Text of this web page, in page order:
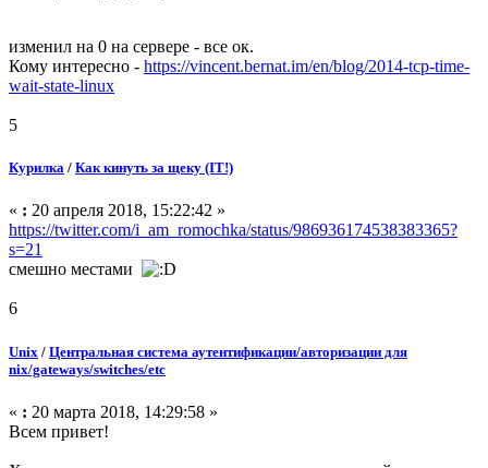
изменил на 0 на сервере - все ок.
Кому интересно - https://vincent.bernat.im/en/blog/2014-tcp-time-
wait-state-linux
5
Курилка / Как кинуть за щеку (IT!)
« : 20 апреля 2018, 15:22:42 »
https://twitter.com/i_am_romochka/status/986936174538383365?
s=21
смешно местами
6
Unix / Центральная система аутентификации/авторизации для
nix/gateways/switches/etc
« : 20 марта 2018, 14:29:58 »
Всем привет!